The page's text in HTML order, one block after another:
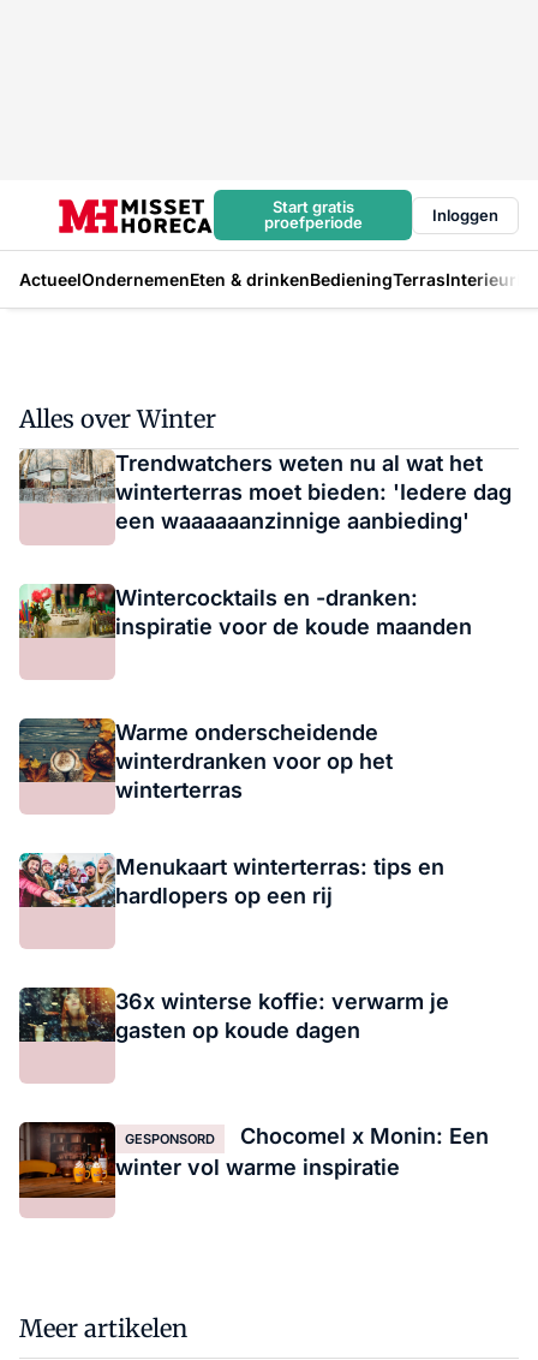
Start gratis
proefperiode
Inloggen
ActueelOndernemenEten & drinkenBedieningTerrasInterieur
Alles over Winter
Trendwatchers weten nu al wat het
winterterras moet bieden: 'Iedere dag
een waaaaaanzinnige aanbieding'
Wintercocktails en -dranken:
inspiratie voor de koude maanden
Warme onderscheidende
winterdranken voor op het
winterterras
Menukaart winterterras: tips en
hardlopers op een rij
36x winterse koffie: verwarm je
gasten op koude dagen
GESPONSORD
Chocomel x Monin: Een
winter vol warme inspiratie
Meer artikelen